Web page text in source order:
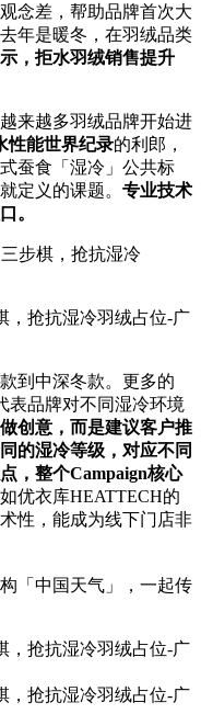
念差，帮助品牌首次大
年是暖冬，在羽绒品类
， 拒水羽绒销售提升
来越多羽绒品牌开始进
性能世界纪录的利郎，
蚕食「湿冷」公共标
定义的课题。 专业技术
。
到中深冬款。更多的
表品牌对不同湿冷环境
创意 ，而是建议客户推
的湿冷等级，对应不同
，整个Campaign核心
优衣库HEATTECH的
性，能成为线下门店非
「中国天气」，一起传